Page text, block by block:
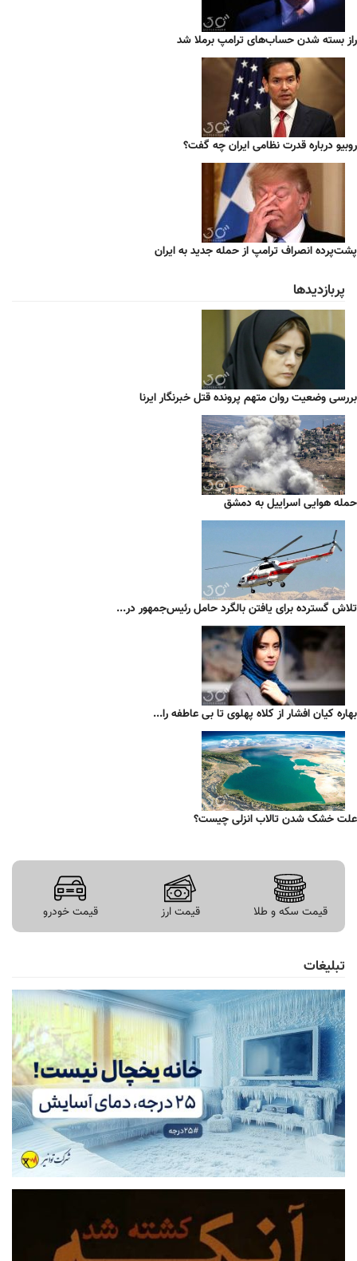
راز بسته شدن حساب‌های ترامپ برملا شد
روبیو درباره قدرت نظامی ایران چه گفت؟
پشت‌پرده انصراف ترامپ از حمله جدید به ایران
پربازدیدها
بررسی وضعیت روان متهم پرونده قتل خبرنگار ایرنا
حمله هوایی اسراییل به دمشق
تلاش گسترده برای یافتن بالگرد حامل رئیس‌جمهور در...
بهاره کیان افشار از کلاه پهلوی تا بی عاطفه را...
علت خشک شدن تالاب انزلی چیست؟
قیمت سکه و طلا قیمت ارز قیمت خودرو
تبلیغات